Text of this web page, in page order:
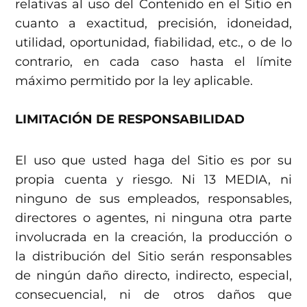
relativas al uso del Contenido en el Sitio en
cuanto a exactitud, precisión, idoneidad,
utilidad, oportunidad, fiabilidad, etc., o de lo
contrario, en cada caso hasta el límite
máximo permitido por la ley aplicable.
LIMITACIÓN DE RESPONSABILIDAD
El uso que usted haga del Sitio es por su
propia cuenta y riesgo. Ni 13 MEDIA, ni
ninguno de sus empleados, responsables,
directores o agentes, ni ninguna otra parte
involucrada en la creación, la producción o
la distribución del Sitio serán responsables
de ningún daño directo, indirecto, especial,
consecuencial, ni de otros daños que